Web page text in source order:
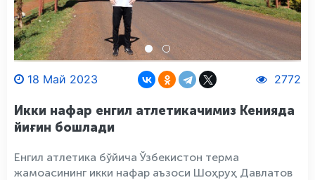
18 Май 2023 2772
Икки нафар енгил атлетикачимиз Кенияда
йиғин бошлади
Енгил атлетика бўйича Ўзбекистон терма
жамоасининг икки нафар аъзоси Шоҳруҳ Давлатов